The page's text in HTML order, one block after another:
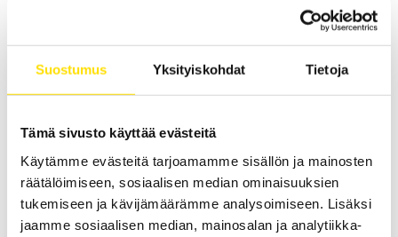
Suostumus Yksityiskohdat Tietoja
Tämä sivusto käyttää evästeitä
Käytämme evästeitä tarjoamamme sisällön ja mainosten
räätälöimiseen, sosiaalisen median ominaisuuksien
tukemiseen ja kävijämäärämme analysoimiseen. Lisäksi
jaamme sosiaalisen median, mainosalan ja analytiikka-
CA1310 & CA832 Äänentasomittarit
CA1310: IEC61672-1:n mukainen äänentasomittari, varustettuna Leq-
mittaustoiminnolla sekä muistilla. Saatavilla myös
yksinkertaisempi äänentasomittari CA832.